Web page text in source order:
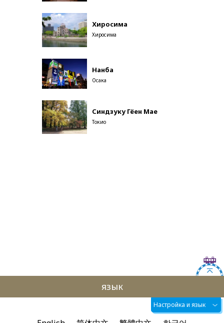
Хиросима
Хиросима
Нанба
Осака
Синдзуку Гёен Мае
Токио
язык
Настройка и язык